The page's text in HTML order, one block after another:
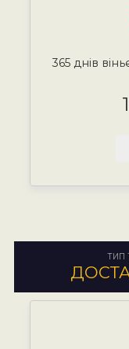
365 днів
ТИП